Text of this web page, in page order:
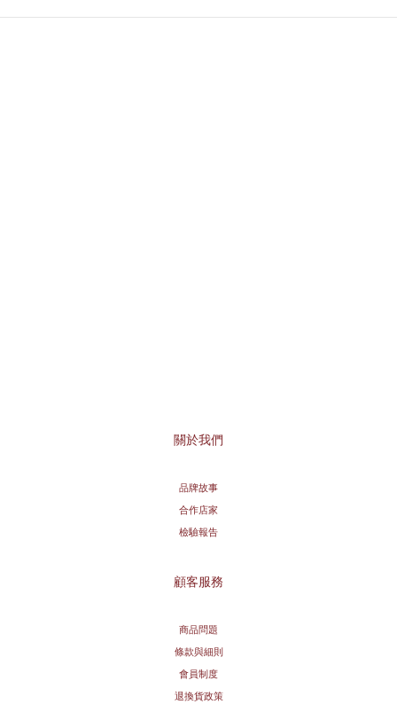
關於我們
品牌故事
合作店家
檢驗報告
顧客服務
商品問題
條款與細則
會員制度
退換貨政策